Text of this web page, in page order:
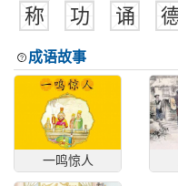
称 功 诵
成语故事
一鸣惊人